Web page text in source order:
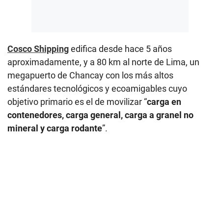
Cosco Shippingedifica desde hace 5 años
aproximadamente, y a 80 km al norte de Lima, un
megapuerto de Chancay con los más altos
estándares tecnológicos y ecoamigables cuyo
objetivo primario es el de movilizar “carga en
contenedores, carga general, carga a granel no
mineral y carga rodante”.